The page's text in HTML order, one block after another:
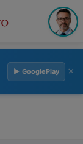
▶ GooglePlay ×